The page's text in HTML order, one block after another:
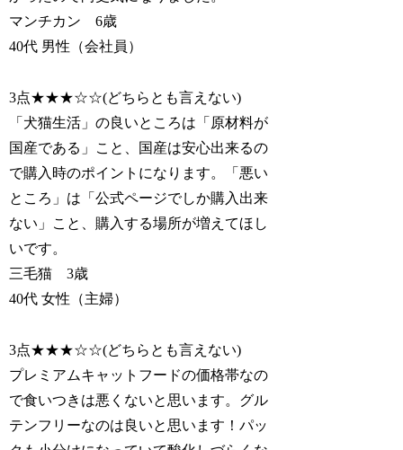
マンチカン 6歳
40代 男性（会社員）
3点★★★☆☆(どちらとも言えない)
「犬猫生活」の良いところは「 原材料が
国産である 」こと、国産は安心出来るの
で購入時のポイントになります。「悪い
ところ」は「公式ページでしか購入出来
ない 」こと、購入する場所が増えてほし
いです。
三毛猫 3歳
40代 女性（主婦）
3点★★★☆☆(どちらとも言えない)
プレミアムキャットフードの価格帯なの
で食いつきは悪くないと思います。グル
テンフリーなのは良いと思います！パッ